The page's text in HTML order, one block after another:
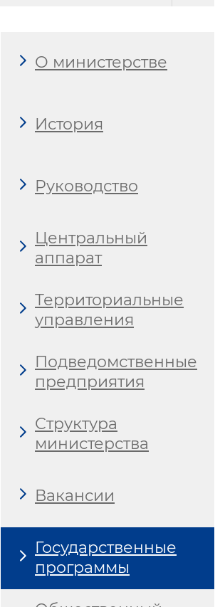
О министерстве
История
Руководство
Центральный
аппарат
Территориальные
управления
Подведомственные
предприятия
Структура
министерства
Вакансии
Государственные
программы